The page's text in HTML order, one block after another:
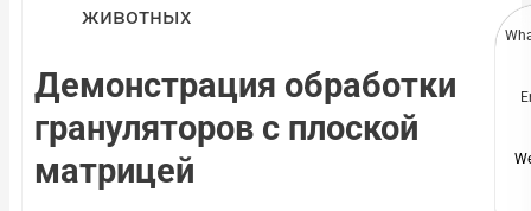
животных
Демонстрация обработки
грануляторов с плоской
матрицей